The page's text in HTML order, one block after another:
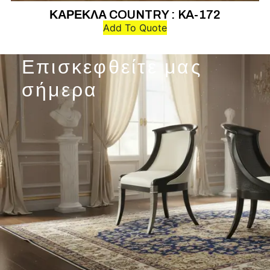
ΚΑΡΕΚΛΑ COUNTRY : KA-172
Add To Quote
Επισκεφθείτε μας
σήμερα